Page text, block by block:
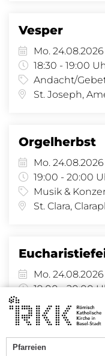
Vesper
Mo. 24.08.2026
18:30 - 19:00
Andacht/
St. Joseph,
Orgelherbst
Mo. 24.08.2026
19:00 - 20:00
Musik &
St. Clara,
Mo. 24.08.2026
19:00 - 20:00
Gottesdienst
St. Joseph,
Pfarreien